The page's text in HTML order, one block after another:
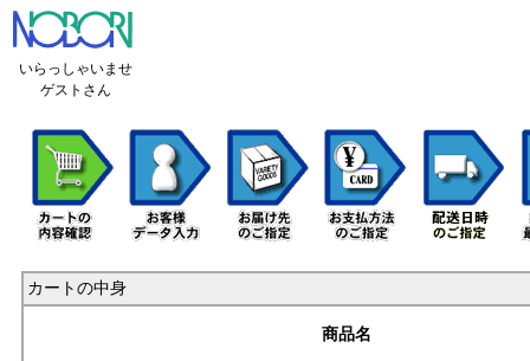
いらっしゃいませ
ゲストさん
カートの中身
商品名